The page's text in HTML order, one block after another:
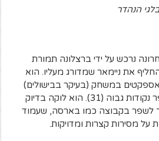
הנהדר
נרכש על ידי ברצלונה תמורת
להחליף את ניימאר שמדורג מעליו. הוא
במשחק (בעיקר בבישולים)
ובעקבות זאת זכה למספר נקודות גבוה (31). הוא לוקה בדיוק
לשפר בקבוצה כמו בארסה, שעמוד
מסירות קצרות ומדויקות.